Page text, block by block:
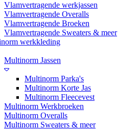
Vlamvertragende werkjassen
Vlamvertragende Overalls
Vlamvertragende Broeken
Vlamvertragende Sweaters & meer
werkkleding
Multinorm Jassen
Multinorm Parka's
Multinorm Korte Jas
Multinorm Fleecevest
Multinorm Werkbroeken
Multinorm Overalls
Multinorm Sweaters & meer